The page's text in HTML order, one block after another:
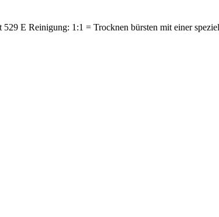
E Reinigung: 1:1 = Trocknen bürsten mit einer